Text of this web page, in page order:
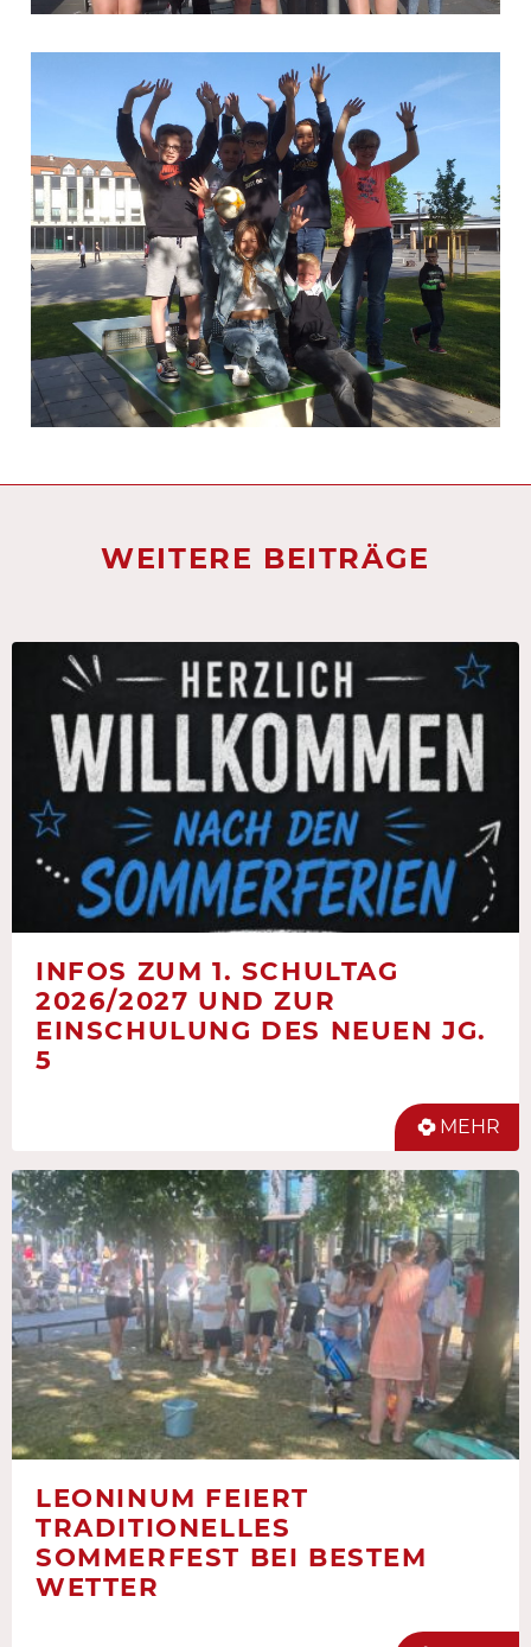
WEITERE BEITRÄGE
INFOS ZUM 1. SCHULTAG
2026/2027 UND ZUR
EINSCHULUNG DES NEUEN JG.
5
MEHR
LEONINUM FEIERT
TRADITIONELLES
SOMMERFEST BEI BESTEM
WETTER